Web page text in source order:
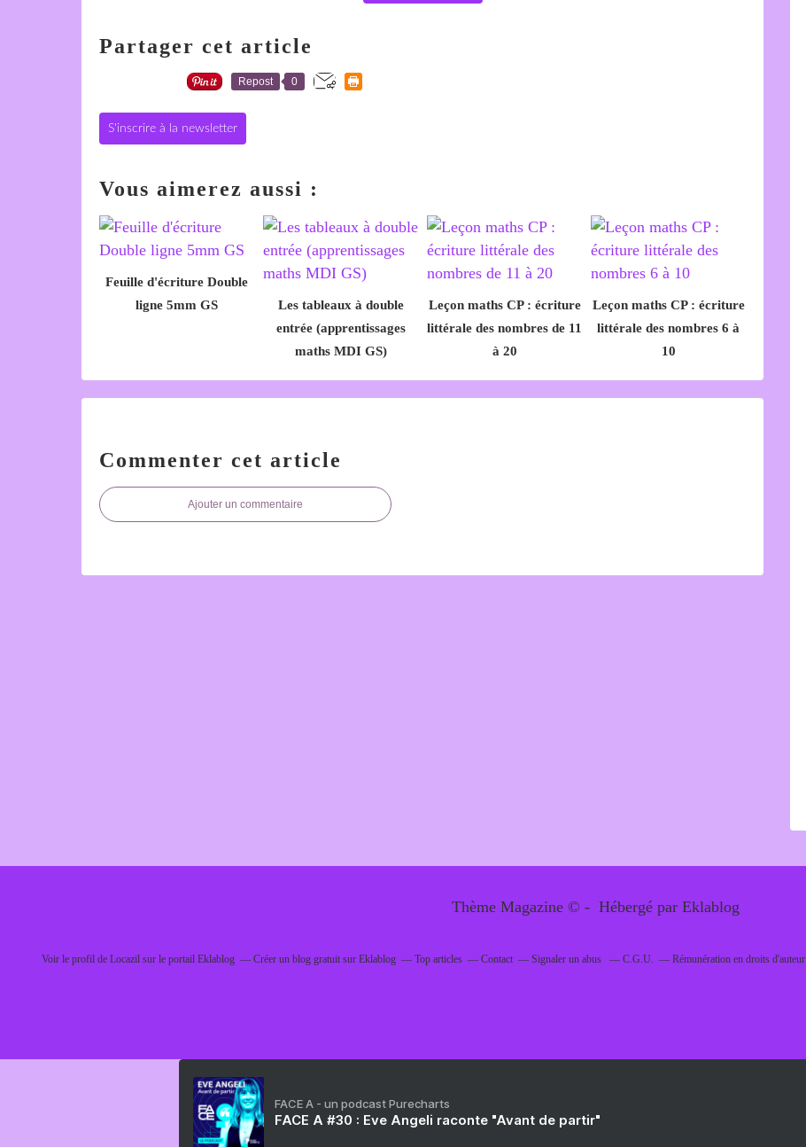
Partager cet article
Repost 0
S'inscrire à la newsletter
Vous aimerez aussi :
Feuille d'écriture Double
ligne 5mm GS
Les tableaux à double
entrée (apprentissages
maths MDI GS)
Leçon maths CP : écriture
littérale des nombres de 11
à 20
Leçon maths CP : écriture
littérale des nombres 6 à
10
Commenter cet article
Ajouter un commentaire
Thème Magazine © - Hébergé par Eklablog
Voir le profil de Locazilsur le portail Eklablog Créer un blog gratuit sur Eklablog Top articles Contact Signaler un abus C.G.U. Rémunération en droits d'auteur
FACE A - un podcast Purecharts
FACE A #30 : Eve Angeli raconte "Avant de partir"